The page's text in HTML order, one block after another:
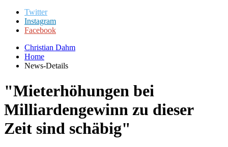
Twitter
Instagram
Facebook
Christian Dahm
Home
News-Details
"Mieterhöhungen bei
Milliardengewinn zu dieser
Zeit sind schäbig"